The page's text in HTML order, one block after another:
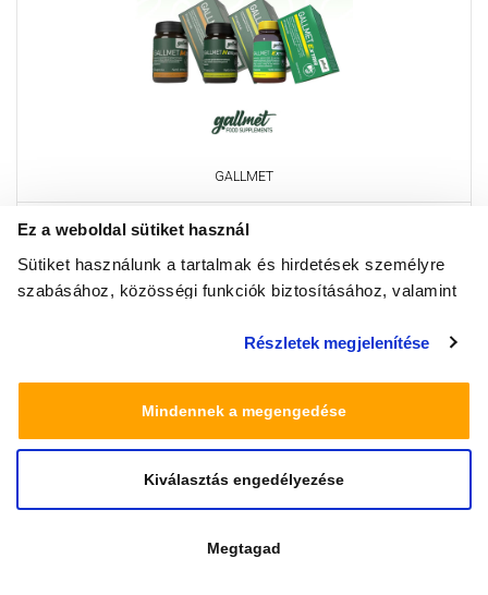
Ez a weboldal sütiket használ
Sütiket használunk a tartalmak és hirdetések személyre
szabásához, közösségi funkciók biztosításához, valamint
média-, hirdető- és elemező partnereinkkel megosztjuk az
amelyeket Ön adott meg számukra vagy az Ön által
használt más szolgáltatásokból gyűjtöttek.
Részletek megjelenítése
Mindennek a megengedése
Kiválasztás engedélyezése
Megtagad
GALLMET
Masszázs Manufaktúra